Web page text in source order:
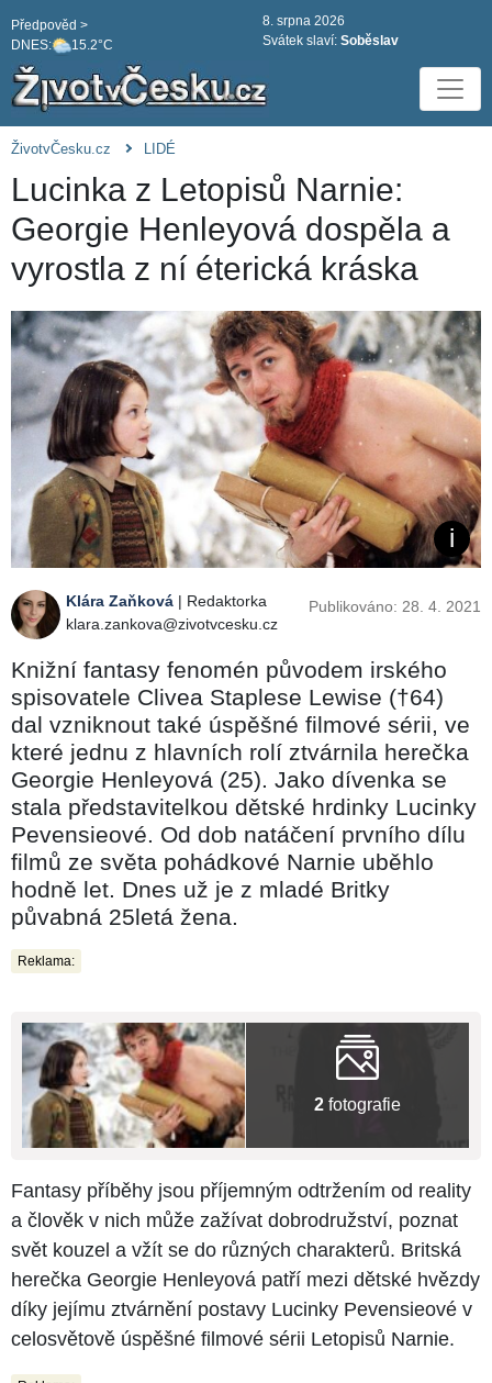
DNES: 15.2°C
Předpověd >
8. srpna 2026
Svátek slaví: Soběslav
ŽivotvČesku.cz LIDÉ
Lucinka z Letopisů Narnie:
Georgie Henleyová dospěla a
vyrostla z ní éterická kráska
Klára Zaňková | Redaktorka
klara.zankova@zivotvcesku.cz
Publikováno: 28. 4. 2021
Knižní fantasy fenomén původem irského
spisovatele Clivea Staplese Lewise (†64)
dal vzniknout také úspěšné filmové sérii, ve
které jednu z hlavních rolí ztvárnila herečka
Georgie Henleyová (25). Jako dívenka se
stala představitelkou dětské hrdinky Lucinky
Pevensieové. Od dob natáčení prvního dílu
filmů ze světa pohádkové Narnie uběhlo
hodně let. Dnes už je z mladé Britky
půvabná 25letá žena.
Reklama:
2 fotografie
Fantasy příběhy jsou příjemným odtržením od reality
a člověk v nich může zažívat dobrodružství, poznat
svět kouzel a vžít se do různých charakterů. Britská
herečka Georgie Henleyová patří mezi dětské hvězdy
díky jejímu ztvárnění postavy Lucinky Pevensieové v
celosvětově úspěšné filmové sérii Letopisů Narnie.